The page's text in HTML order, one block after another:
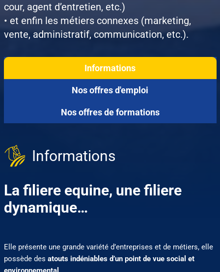
cour, agent d’entretien, etc.)
• et enfin les métiers connexes (marketing,
vente, administratif, communication, etc.).
Informations
Nos offres d'emploi
Nos offres de formations
Informations
La filiere equine, une filiere
dynamique…
Elle présente une grande variété d’entreprises et de métiers, elle
possède des atouts indéniables d’un point de vue social et